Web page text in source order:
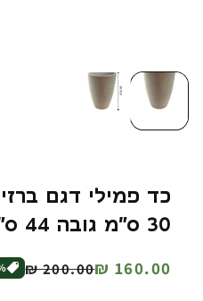
כד פמילי דגם
30 ס״מ גובה 44 ס״מ
מחיר
160.00 ₪
מחיר
200.00 ₪
%